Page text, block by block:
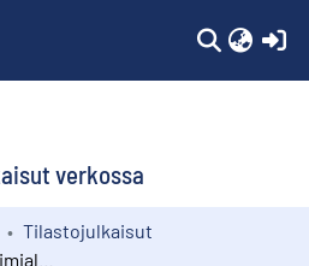
verkossa
Tilastojulkaisut